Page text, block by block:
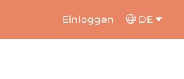
Einloggen DE